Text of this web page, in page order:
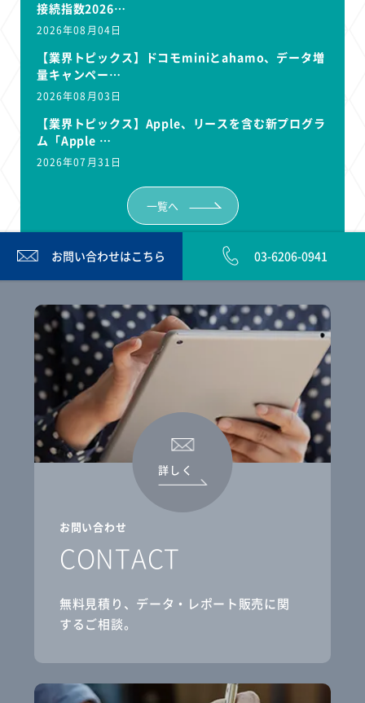
接続指数2026…
2026年08月04日
【業界トピックス】ドコモminiとahamo、データ増
量キャンペー…
2026年08月03日
【業界トピックス】Apple、リースを含む新プログラ
ム「Apple …
2026年07月31日
一覧へ
お問い合わせはこちら 03-6206-0941
お問い合わせ
CONTACT
無料見積り、データ・レポート販売に関
するご相談。
詳しく